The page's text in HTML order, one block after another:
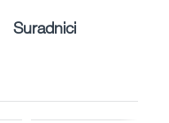
Suradnici